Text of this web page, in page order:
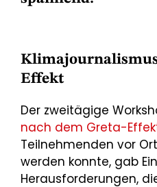
Effekt
Der zweitägige
nach dem Greta-
Teilnehmenden vor
werden konnte, gab
Herausforderungen,